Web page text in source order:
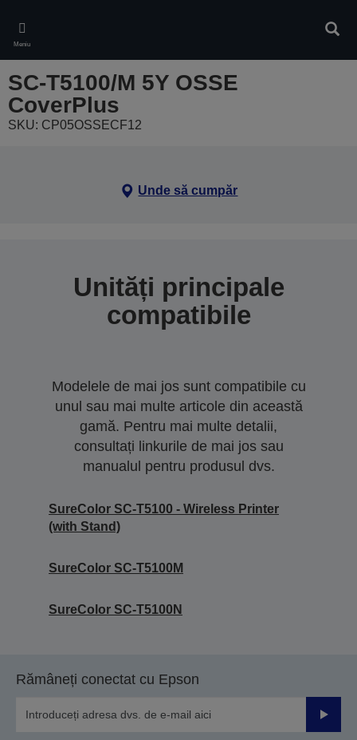
main
content
Meniu
SC-T5100/M 5Y OSSE
CoverPlus
SKU: CP05OSSECF12
Unde să cumpăr
Unități principale
compatibile
Modelele de mai jos sunt compatibile cu
unul sau mai multe articole din această
gamă. Pentru mai multe detalii,
consultați linkurile de mai jos sau
manualul pentru produsul dvs.
SureColor SC-T5100 - Wireless Printer
(with Stand)
SureColor SC-T5100M
SureColor SC-T5100N
Rămâneți conectat cu Epson